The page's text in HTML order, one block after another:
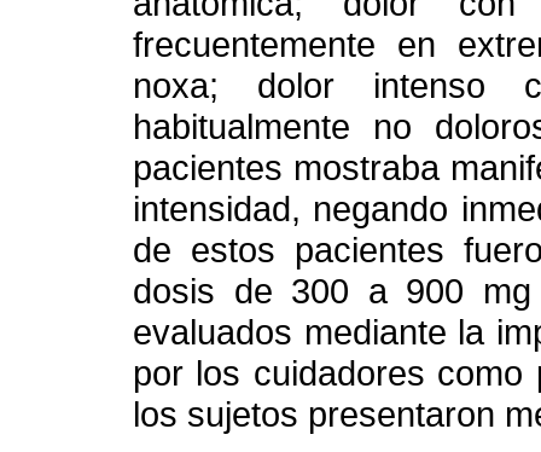
frecuentemente en
noxa; dolor intenso
habitualmente no
pacientes mostraba
intensidad, negando
de estos pacientes
dosis de 300 a 900
evaluados mediante la
por los cuidadores como
los sujetos presentaron